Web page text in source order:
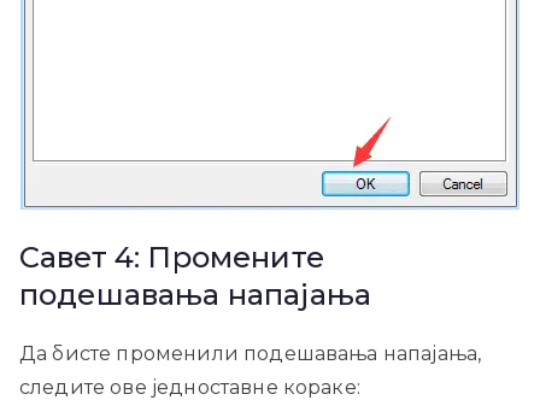
Савет 4: Промените
подешавања напајања
Да бисте променили подешавања напајања,
следите ове једноставне кораке: